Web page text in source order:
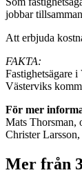
jobbar
Att erbjuda
FAKTA:
Fastighetsägare
Västerviks
För mer
Mats Thorsman,
Christer
Mer från